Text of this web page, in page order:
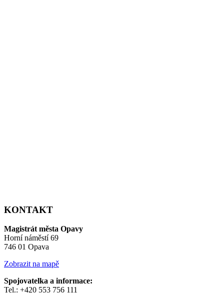
KONTAKT
Magistrát města Opavy
Horní náměstí 69
746 01 Opava
Zobrazit na mapě
Spojovatelka a informace:
Tel.: +420 553 756 111